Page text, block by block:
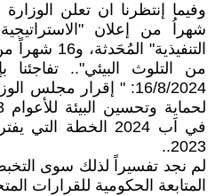
شهراُ من إعلان
التنفيذية"
من التلوث البيئي".. تفاجئنا
16/8/2024: " إقرار مجلس
في اَب 2024 الخطة
2023..
لم نجد تفسيراً لذلك سوى
المتابعة الحكومية للقرارات